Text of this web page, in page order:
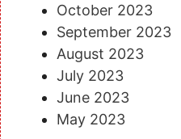
October 2023
September 2023
August 2023
July 2023
June 2023
May 2023